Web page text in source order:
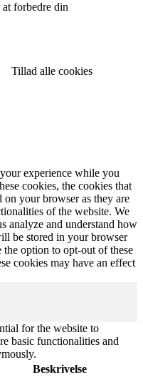
forbedre din
Tillad alle cookies
experience while you
cookies, the cookies that
on your browser as they are
of the website. We
analyze and understand how
be stored in your browser
option to opt-out of these
cookies may have an effect
for the website to
basic functionalities and
Beskrivelse